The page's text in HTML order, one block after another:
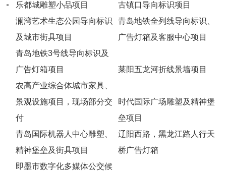
乐都城雕塑小品项目
古镇口导向标识项目
澜湾艺术生态公园导向标识
及城市街具项目
青岛地铁全列线导向标识、
广告灯箱及客服中心项目
青岛地铁3号线导向标识及
广告灯箱项目
莱阳五龙河折线景墙项目
农高产业综合体城市家具、
景观设施项目，现场部分交
付
时代国际广场雕塑及精神堡
垒项目
青岛国际机器人中心雕塑、
精神堡垒及街具项目
辽阳西路，黑龙江路人行天
桥广告灯箱
即墨市数字化多媒体公交候